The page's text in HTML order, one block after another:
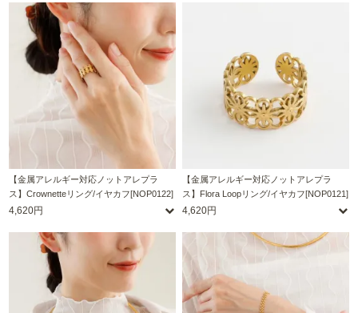
【金属アレルギー対応ノットアレプラ
ス】Crownetteリング/イヤカフ[NOP0122]
4,620円
【金属アレルギー対応ノットアレプラ
ス】Flora Loopリング/イヤカフ[NOP0121]
4,620円